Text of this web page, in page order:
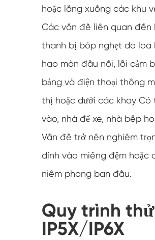
hoặc lắng xuống các khu
Các vấn đề liên quan đến
thanh bị bóp nghẹt do loa
hao mòn đầu nối, lỗi cảm
bảng và điện thoại thông
thị hoặc dưới các khay
vào, nhà để xe, nhà bếp
Vấn đề trở nên nghiêm
dính vào miếng đệm hoặc
niêm phong ban đầu.
Quy trình
IP5X/IP6X